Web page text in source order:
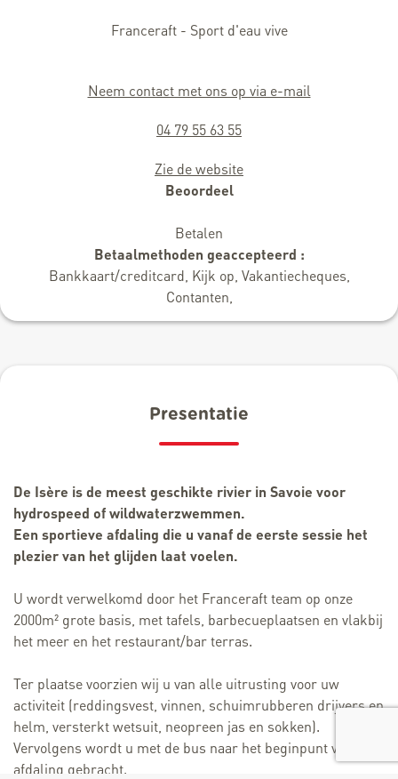
Franceraft - Sport d'eau vive
Neem contact met ons op via e-mail
04 79 55 63 55
Zie de website
Beoordeel
Betalen
Betaalmethoden geaccepteerd :
Bankkaart/creditcard, Kijk op, Vakantiecheques,
Contanten,
Presentatie
De Isère is de meest geschikte rivier in Savoie voor
hydrospeed of wildwaterzwemmen.
Een sportieve afdaling die u vanaf de eerste sessie het
plezier van het glijden laat voelen.
U wordt verwelkomd door het Franceraft team op onze
2000m² grote basis, met tafels, barbecueplaatsen en vlakbij
het meer en het restaurant/bar terras.
Ter plaatse voorzien wij u van alle uitrusting voor uw
activiteit (reddingsvest, vinnen, schuimrubberen drijvers en
helm, versterkt wetsuit, neopreen jas en sokken).
Vervolgens wordt u met de bus naar het beginpunt van de
afdaling gebracht.